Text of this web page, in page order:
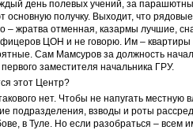
день полевых учений, за
основную получку. Выходит, что
– жратва отменная, казармы лучшие,
ЦОН и не говорю. Им – квартиры
Сам Мамсуров за должность
заместителя начальника ГРУ.
этот Центр?
нет. Чтобы не напугать
подразделения, взводы и роты
в Туле. Но если разобраться –